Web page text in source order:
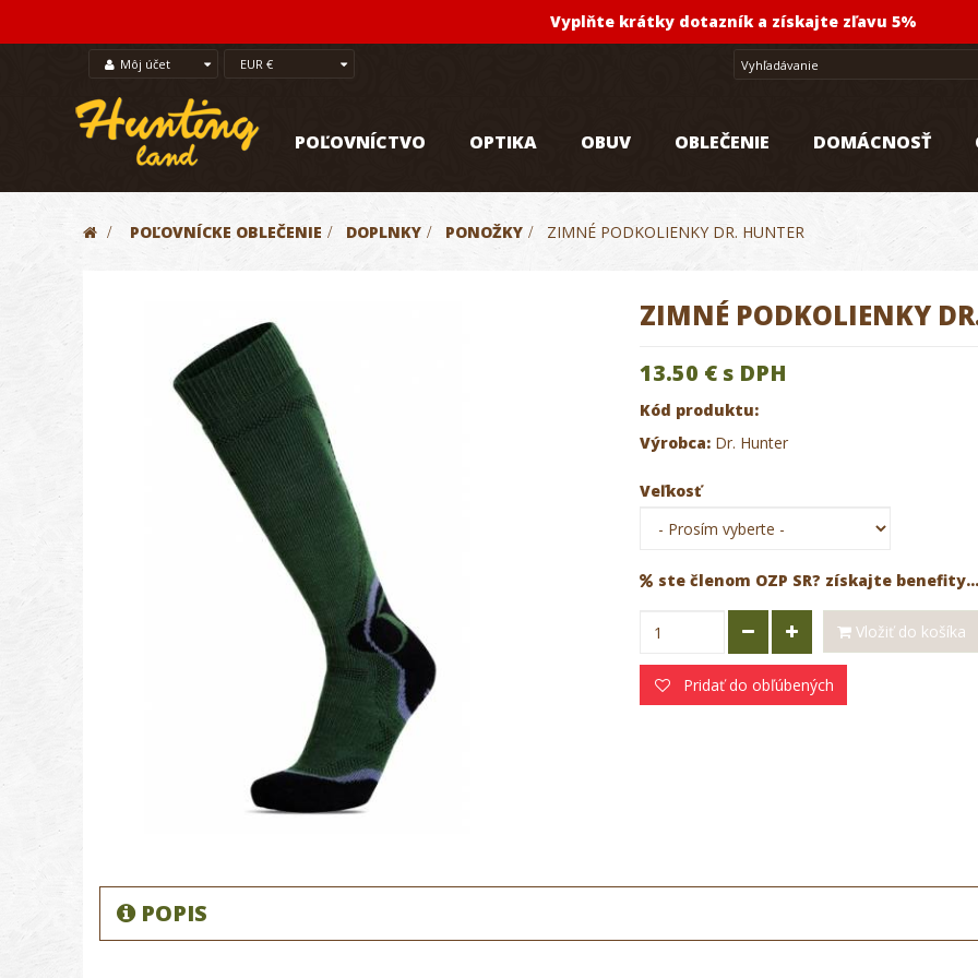
Vyplňte krátky dotazník a získajte zľavu 5%
Môj účet EUR €
POĽOVNÍCTVO OPTIKA OBUV OBLEČENIE DOMÁCNOSŤ
> POĽOVNÍCKE OBLEČENIE > DOPLNKY > PONOŽKY > ZIMNÉ PODKOLIENKY DR. HUNTER
ZIMNÉ PODKOLIENKY
13.50 €s DPH
Kód produktu:
Výrobca: Dr. Hunter
Veľkosť
ste členom OZP SR? získajte benefity...
Vložiť do košíka
Pridať do obľúbených
POPIS